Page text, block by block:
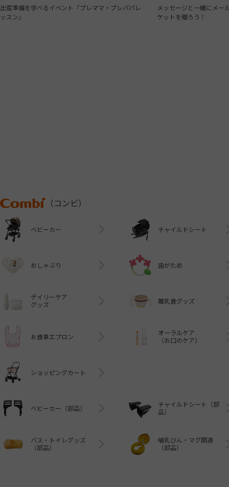
出産準備を学べるイベント「プレママ・プレパパレ
ッスン」
メッセージと一緒にメー
ケットを贈ろう！
Combi
（コンビ）
ベビーカー チャイルドシート
おしゃぶり 歯がため
デイリーケア
グッズ
離乳食グッズ
お食事エプロン
オーラルケア
（お口のケア）
ショッピングカート
ベビーカー（部品）
チャイルドシート（部
品）
バス・トイレグッズ
（部品）
哺乳びん・マグ関連
（部品）